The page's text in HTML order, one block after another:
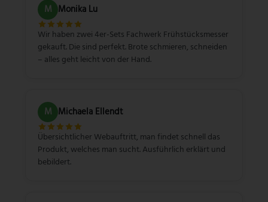
M Monika Lu
Wir haben zwei 4er-Sets Fachwerk Frühstücksmesser
gekauft. Die sind perfekt. Brote schmieren, schneiden
– alles geht leicht von der Hand.
M Michaela Ellendt
Übersichtlicher Webauftritt, man findet schnell das
Produkt, welches man sucht. Ausführlich erklärt und
bebildert.